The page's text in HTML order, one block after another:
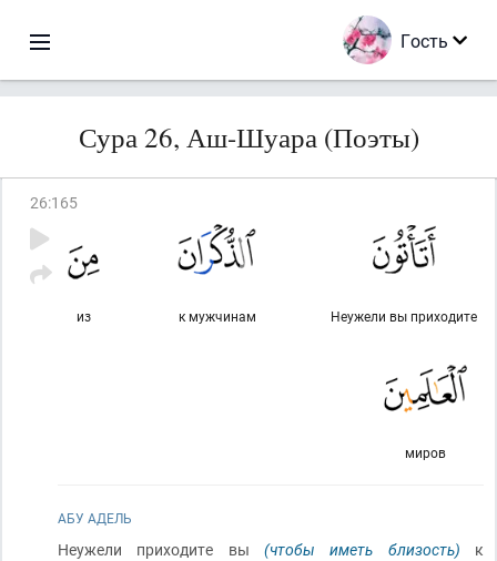
Гость
Сура 26, Аш-Шуара (Поэты)
26:165
Неужели вы приходите
к мужчинам
из
миров
АБУ АДЕЛЬ
Неужели приходите вы (чтобы иметь близость) к